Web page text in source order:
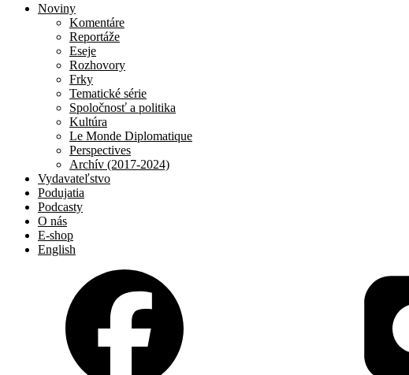
Noviny
Komentáre
Reportáže
Eseje
Rozhovory
Frky
Tematické série
Spoločnosť a politika
Kultúra
Le Monde Diplomatique
Perspectives
Archív (2017-2024)
Vydavateľstvo
Podujatia
Podcasty
O nás
E-shop
English